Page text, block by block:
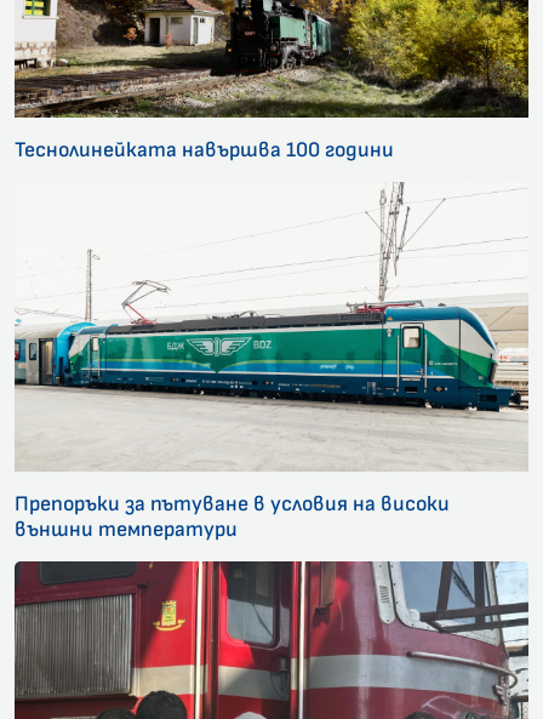
Теснолинейката навършва 100 години
Препоръки за пътуване в условия на високи
външни температури